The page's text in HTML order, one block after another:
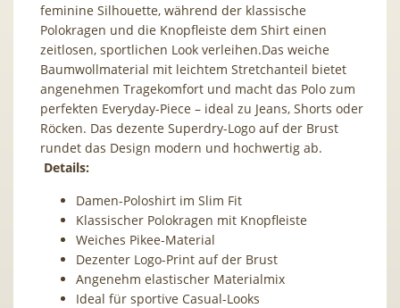
feminine Silhouette, während der klassische
Polokragen und die Knopfleiste dem Shirt einen
zeitlosen, sportlichen Look verleihen.Das weiche
Baumwollmaterial mit leichtem Stretchanteil bietet
angenehmen Tragekomfort und macht das Polo zum
perfekten Everyday-Piece – ideal zu Jeans, Shorts oder
Röcken. Das dezente Superdry-Logo auf der Brust
rundet das Design modern und hochwertig ab.
Details:
Damen-Poloshirt im Slim Fit
Klassischer Polokragen mit Knopfleiste
Weiches Pikee-Material
Dezenter Logo-Print auf der Brust
Angenehm elastischer Materialmix
Ideal für sportive Casual-Looks